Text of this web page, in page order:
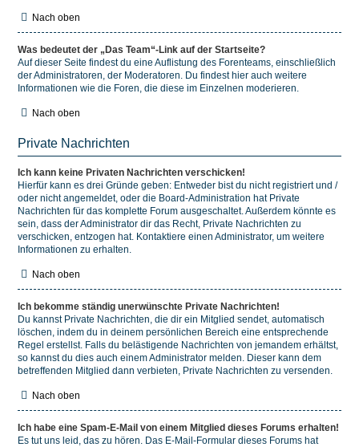
Nach oben
Was bedeutet der „Das Team“-Link auf der Startseite?
Auf dieser Seite findest du eine Auflistung des Forenteams, einschließlich
der Administratoren, der Moderatoren. Du findest hier auch weitere
Informationen wie die Foren, die diese im Einzelnen moderieren.
Nach oben
Private Nachrichten
Ich kann keine Privaten Nachrichten verschicken!
Hierfür kann es drei Gründe geben: Entweder bist du nicht registriert und /
oder nicht angemeldet, oder die Board-Administration hat Private
Nachrichten für das komplette Forum ausgeschaltet. Außerdem könnte es
sein, dass der Administrator dir das Recht, Private Nachrichten zu
verschicken, entzogen hat. Kontaktiere einen Administrator, um weitere
Informationen zu erhalten.
Nach oben
Ich bekomme ständig unerwünschte Private Nachrichten!
Du kannst Private Nachrichten, die dir ein Mitglied sendet, automatisch
löschen, indem du in deinem persönlichen Bereich eine entsprechende
Regel erstellst. Falls du belästigende Nachrichten von jemandem erhältst,
so kannst du dies auch einem Administrator melden. Dieser kann dem
betreffenden Mitglied dann verbieten, Private Nachrichten zu versenden.
Nach oben
Ich habe eine Spam-E-Mail von einem Mitglied dieses Forums erhalten!
Es tut uns leid, das zu hören. Das E-Mail-Formular dieses Forums hat